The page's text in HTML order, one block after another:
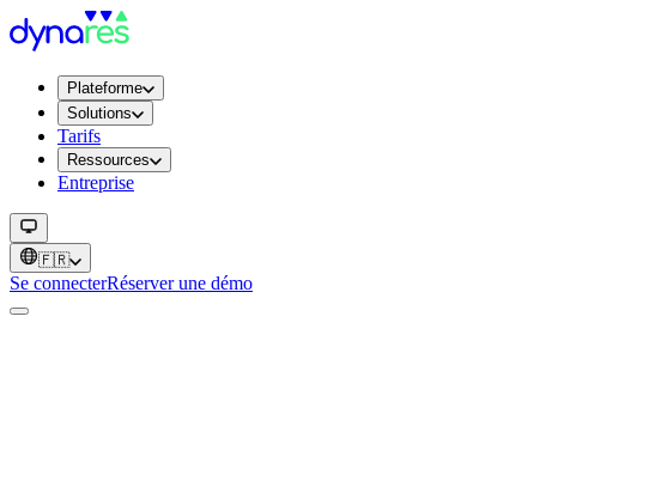
Plateforme
Solutions
Tarifs
Ressources
Entreprise
🇫🇷
Se connecterRéserver une démo